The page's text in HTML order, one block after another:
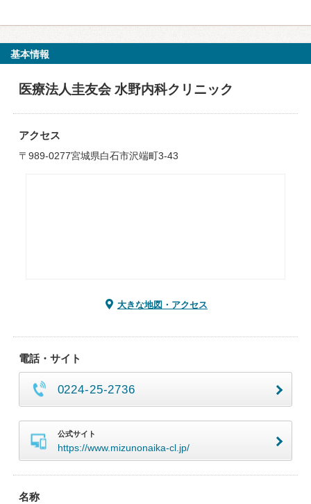
基本情報
医療法人圭友会 水野内科クリニック
アクセス
〒989-0277宮城県白石市沢端町3-43
大きな地図・アクセス
電話・サイト
0224-25-2736
公式サイト
https://www.mizunonaika-cl.jp/
名称